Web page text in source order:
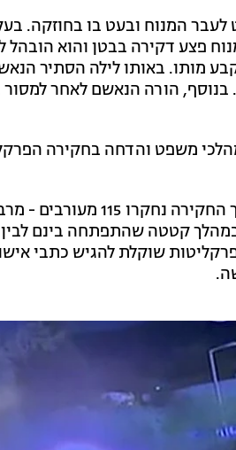
המנוח ובעט בו בחוזקה.
פצע דקירה בבטן והוא הובהל
מותו. באותו לילה הסתיר
בנוסף, הורה הנאשם לאחר
משפט והדחה בחקירה
קטטה שהתפתחה בינם לבין
שוקלת להגיש כתבי